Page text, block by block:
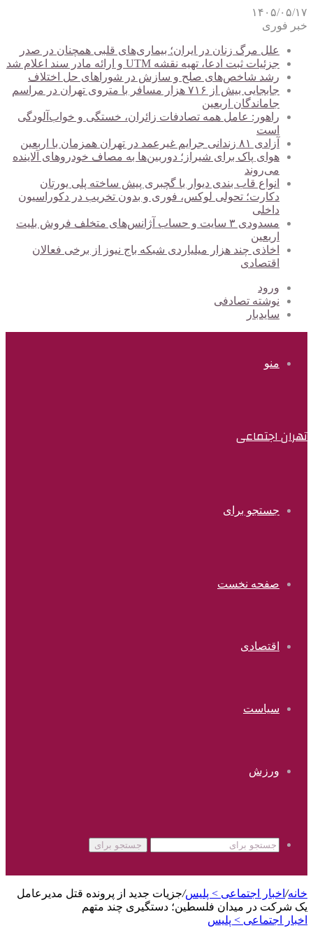
۱۴۰۵/۰۵/۱۷
خبر فوری
علل مرگ زنان در ایران؛ بیماری‌های قلبی همچنان در صدر
جزئیات ثبت ادعا، تهیه نقشه UTM و ارائه مادر سند اعلام شد
رشد شاخص‌های صلح و سازش در شوراهای حل اختلاف
جابجایی بیش از ۷۱۶ هزار مسافر با متروی تهران در مراسم
جاماندگان اربعین
راهور: عامل همه تصادفات زائران، خستگی و خواب‌آلودگی
است
آزادی ۸۱ زندانی جرایم غیرعمد در تهران همزمان با اربعین
هوای پاک برای شیراز؛ دوربین‌ها به مصاف خودروهای آلاینده
می‌روند
انواع قاب بندی دیوار با گچبری پیش ساخته پلی یورتان
دکارت؛ تحولی لوکس، فوری و بدون تخریب در دکوراسیون
داخلی
مسدودی ۳ سایت و حساب آژانس‌های متخلف فروش بلیت
اربعین
اخاذی چند هزار میلیاردی شبکه باج نیوز از برخی فعالان
اقتصادی
ورود
نوشته تصادفی
سایدبار
منو
تهران اجتماعی
جستجو برای
صفحه نخست
اقتصادی
سیاست
ورزش
جستجو برای
خانه/ اخبار اجتماعی > پليس/جزیات جدید از پرونده قتل مدیرعامل
یک شرکت در میدان فلسطین؛ دستگیری چند متهم
اخبار اجتماعی > پليس